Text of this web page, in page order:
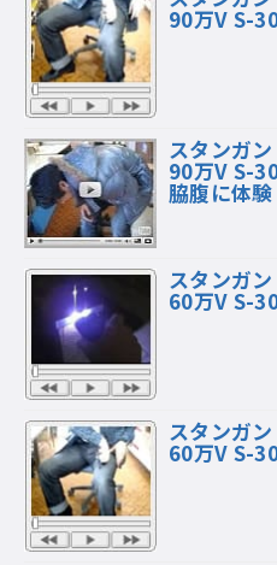
90万V S-
スタンガ
90万V S-
脇腹に体験
スタンガ
60万V S-
スタンガ
60万V S-